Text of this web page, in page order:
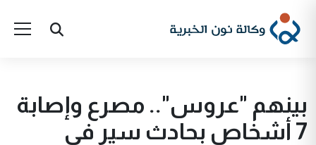
بينهم "عروس".. مصرع وإصابة
7 أشخاص بحادث سير في